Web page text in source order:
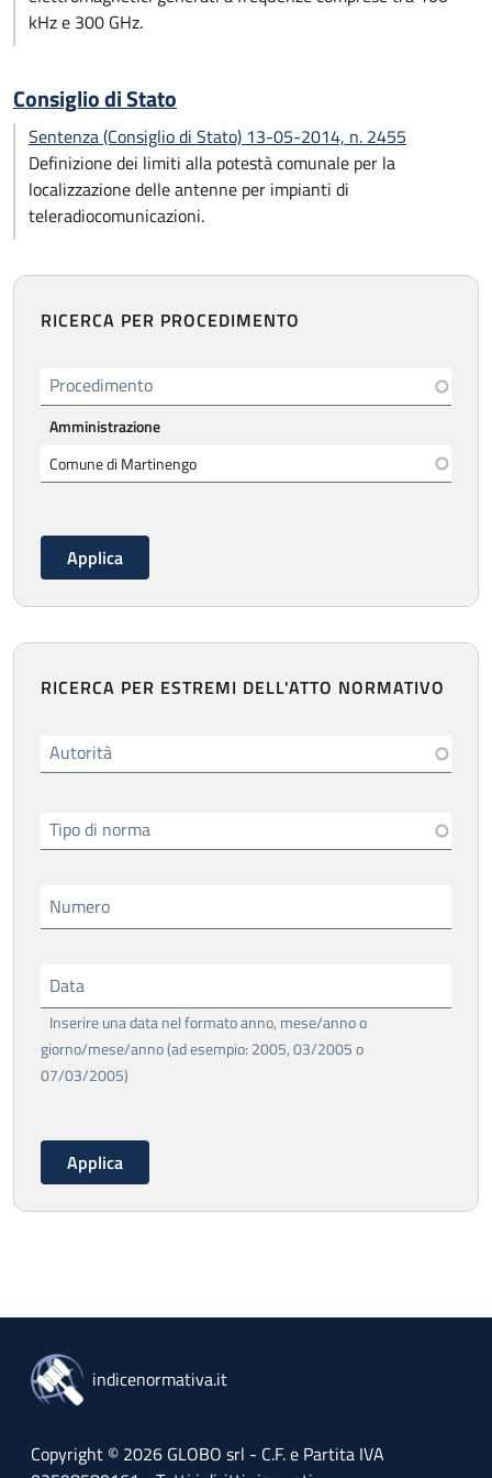
kHz e 300 GHz.
Consiglio di Stato
Sentenza (Consiglio di Stato) 13-05-2014, n. 2455
Definizione dei limiti alla potestà comunale per la
localizzazione delle antenne per impianti di
teleradiocomunicazioni.
RICERCA PER PROCEDIMENTO
Procedimento
Amministrazione
RICERCA PER ESTREMI DELL'ATTO NORMATIVO
Autorità
Tipo di norma
Numero
Data
Inserire una data nel formato anno, mese/anno o
giorno/mese/anno (ad esempio: 2005, 03/2005 o
07/03/2005)
indicenormativa.it
Copyright © 2026 GLOBO srl - C.F. e Partita IVA